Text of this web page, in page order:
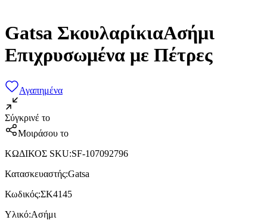
Gatsa ΣκουλαρίκιαΑσήμι
Επιχρυσωμένα με Πέτρες
Αγαπημένα
Σύγκρινέ το
Μοιράσου το
ΚΩΔΙΚΟΣ SKU:SF-107092796
Κατασκευαστής:Gatsa
Κωδικός:ΣΚ4145
Υλικό:Ασήμι